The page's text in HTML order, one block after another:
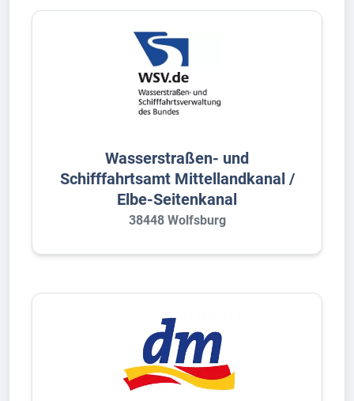
Wasserstraßen- und
Schifffahrtsamt Mittellandkanal /
Elbe-Seitenkanal
38448 Wolfsburg